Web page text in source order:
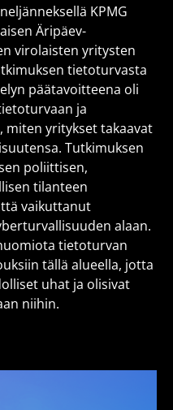
KPMG
Äripäev-
virolaisten yritysten
tietoturvasta
päätavoitteena oli
ja
miten yritykset takaavat
Tutkimuksen
poliittisen,
tilanteen
vaikuttanut
alaan.
tietoturvan
tällä alueella, jotta
uhat ja olisivat
niihin.